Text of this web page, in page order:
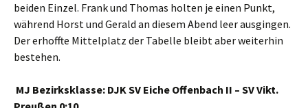
beiden Einzel. Frank und Thomas holten je einen Punkt,
während Horst und Gerald an diesem Abend leer ausgingen.
Der erhoffte Mittelplatz der Tabelle bleibt aber weiterhin
bestehen.
MJ Bezirksklasse: DJK SV Eiche Offenbach II – SV Vikt.